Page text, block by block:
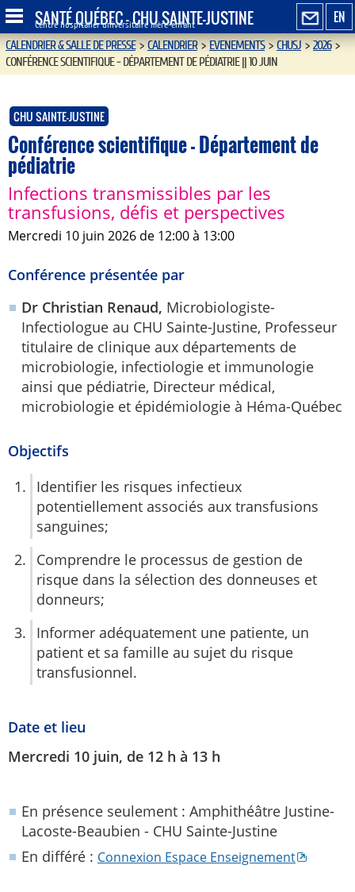
EN
SANTÉ QUÉBEC - CHU SAINTE-JUSTINE
Centre hospitalier universitaire mère-enfant
CALENDRIER & SALLE DE PRESSE>CALENDRIER>EVENEMENTS>CHUSJ>2026>
CONFÉRENCE SCIENTIFIQUE - DÉPARTEMENT DE PÉDIATRIE || 10 JUIN
CHU SAINTE-JUSTINE
Conférence scientifique - Département de
pédiatrie
Infections transmissibles par les
transfusions, défis et perspectives
mercredi 10 juin 2026 de 12:00 à 13:00
Conférence présentée par
Dr Christian Renaud, Microbiologiste-
Infectiologue au CHU Sainte-Justine, Professeur
titulaire de clinique aux départements de
microbiologie, infectiologie et immunologie
ainsi que pédiatrie, Directeur médical,
microbiologie et épidémiologie à Héma-Québec
Objectifs
Identifier les risques infectieux
potentiellement associés aux transfusions
sanguines;
Comprendre le processus de gestion de
risque dans la sélection des donneuses et
donneurs;
Informer adéquatement une patiente, un
patient et sa famille au sujet du risque
transfusionnel.
Date et lieu
Mercredi 10 juin, de 12 h à 13 h
En présence seulement : Amphithéâtre Justine-
Lacoste-Beaubien - CHU Sainte-Justine
En différé : Connexion Espace Enseignement